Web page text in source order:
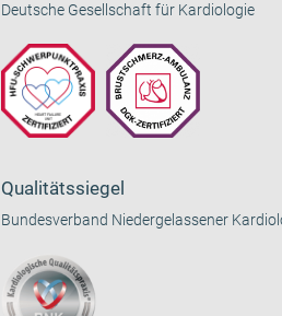
Deutsche Gesellschaft für Kardiologie
Qualitätssiegel
Bundesverband Niedergelassener